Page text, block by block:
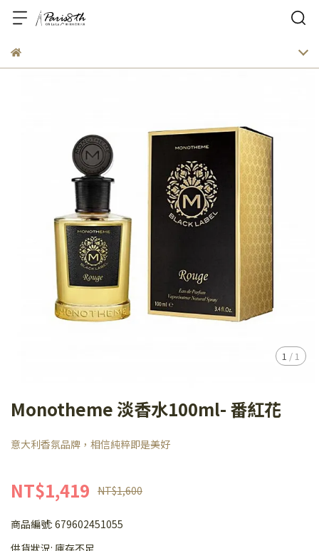
1 / 1
Monotheme 淡香水100ml- 番紅花
意大利香氛品牌，相信純粹即是美好
NT$1,419 NT$1,600
商品編號: 679602451055
供貨狀況: 庫存不足